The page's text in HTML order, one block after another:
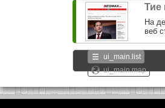
Тие
На
веб
ui_main.list
ui_main.map